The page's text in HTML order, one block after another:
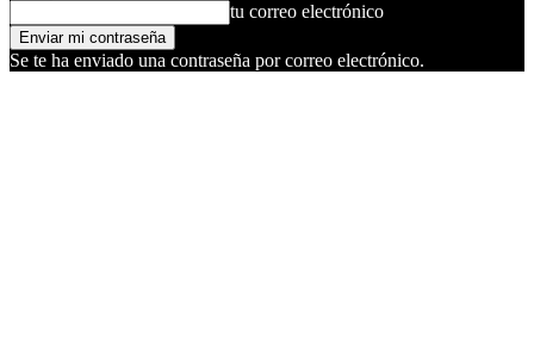
tu correo electrónico
Se te ha enviado una contraseña por correo electrónico.